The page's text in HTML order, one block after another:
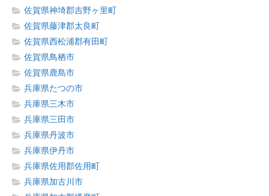
佐賀県神埼郡吉野ヶ里町
佐賀県藤津郡太良町
佐賀県西松浦郡有田町
佐賀県鳥栖市
佐賀県鹿島市
兵庫県たつの市
兵庫県三木市
兵庫県三田市
兵庫県丹波市
兵庫県伊丹市
兵庫県佐用郡佐用町
兵庫県加古川市